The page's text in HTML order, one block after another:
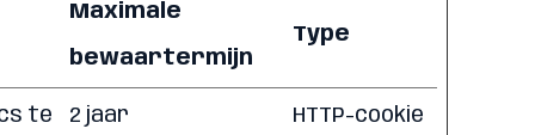
Maximale
bewaartermijn
Type
te 2 jaar HTTP-cookie